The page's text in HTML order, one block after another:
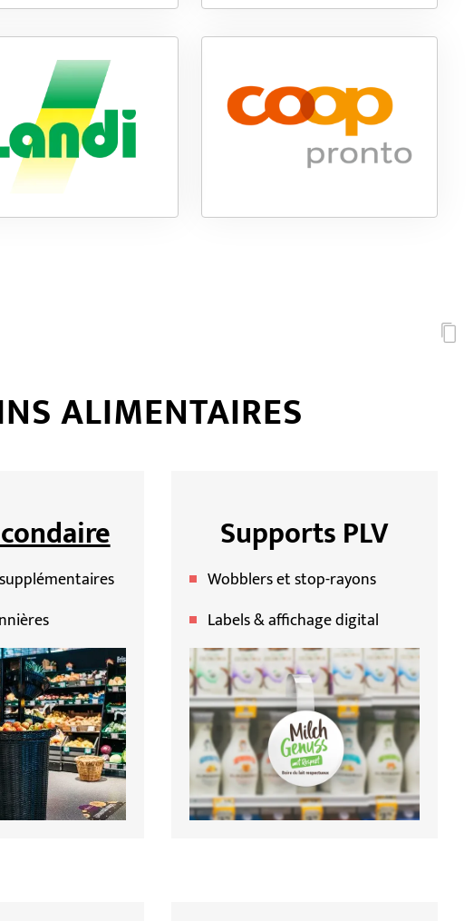
ALIMENTAIRES
Supports PLV
Wobblers et stop-rayons
Labels & affichage digital